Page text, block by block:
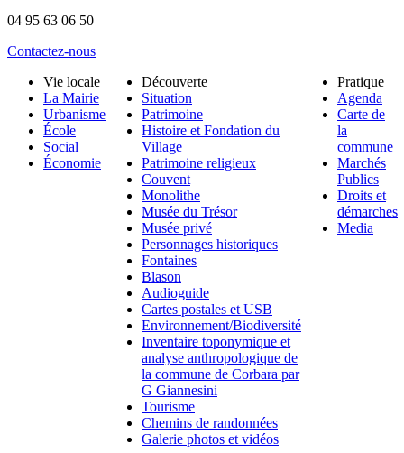
04 95 63 06 50
Contactez-nous
Vie locale
La Mairie
Urbanisme
École
Social
Économie
Découverte
Situation
Patrimoine
Histoire et Fondation du
Village
Patrimoine religieux
Couvent
Monolithe
Musée du Trésor
Musée privé
Personnages historiques
Fontaines
Blason
Audioguide
Cartes postales et USB
Environnement/Biodiversité
Inventaire toponymique et
analyse anthropologique de
la commune de Corbara par
G Giannesini
Tourisme
Chemins de randonnées
Galerie photos et vidéos
Pratique
Agenda
Carte de
la
commune
Marchés
Publics
Droits et
démarches
Media